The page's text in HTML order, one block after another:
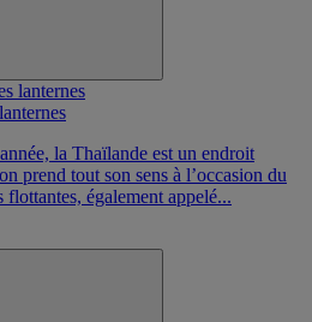
la Thaïlande est un endroit
prend tout son sens à l’occasion du
flottantes, également appelé...